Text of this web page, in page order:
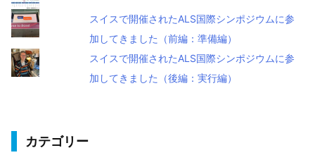
スイスで開催されたALS国際シンポジウムに参
加してきました（前編：準備編）
スイスで開催されたALS国際シンポジウムに参
加してきました（後編：実行編）
カテゴリー